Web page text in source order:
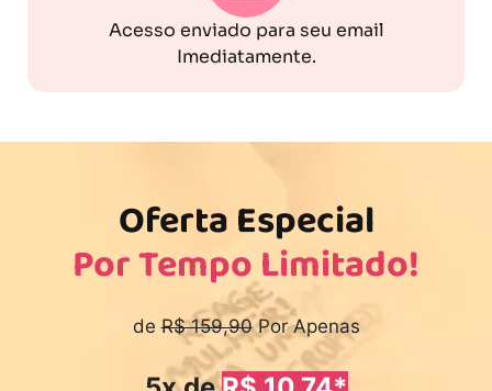
Acesso enviado para seu email
Imediatamente.
Oferta Especial
Por Tempo Limitado!
deR$ 159,90Por Apenas